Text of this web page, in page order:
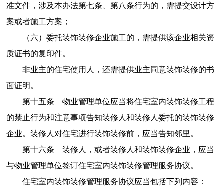
准文件，涉及本办法第七条、第八条行为的，需提交设计方
案或者施工方案；
（六）委托装饰装修企业施工的，需提供该企业相关资
质证书的复印件。
非业主的住宅使用人，还需提供业主同意装饰装修的书
面证明。
第十五条 物业管理单位应当将住宅室内装饰装修工程
的禁止行为和注意事项告知装修人和装修人委托的装饰装修
企业。装修人对住宅进行装饰装修前，应当告知邻里。
第十六条 装修人，或者装修人和装饰装修企业，应当
与物业管理单位签订住宅室内装饰装修管理服务协议。
住宅室内装饰装修管理服务协议应当包括下列内容：